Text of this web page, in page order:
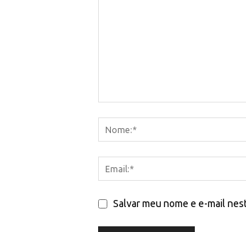
Salvar meu nome e e-mail